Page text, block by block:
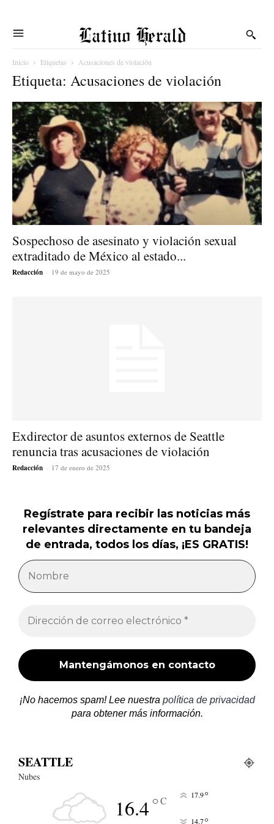
Latino Herald
Inicio Etiquetas Acusaciones de violación
Etiqueta: Acusaciones de violación
Sospechoso de asesinato y violación sexual
extraditado de México al estado...
Redacción - 19 de mayo de 2025
Exdirector de asuntos externos de Seattle
renuncia tras acusaciones de violación
Redacción - 17 de enero de 2025
Regístrate para recibir las noticias más
relevantes directamente en tu bandeja
de entrada, todos los días, ¡ES GRATIS!
¡No hacemos spam! Lee nuestra política de privacidad
para obtener más información.
SEATTLE
Nubes
16.4°C 17.9°
14.7